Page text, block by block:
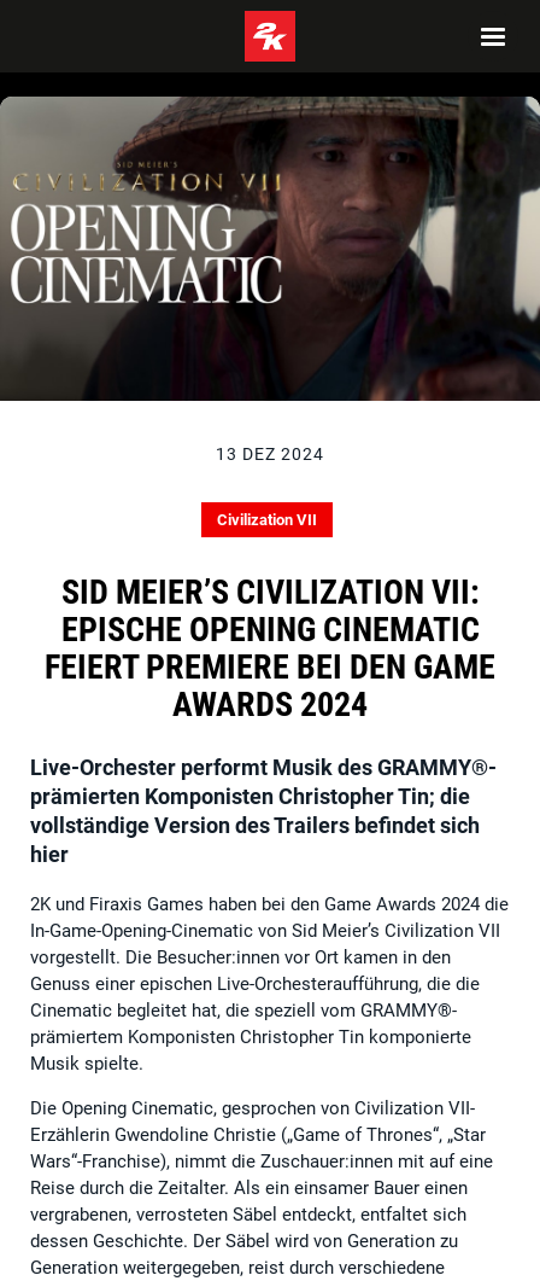
13 DEZ 2024
Civilization VII
SID MEIER’S CIVILIZATION VII:
EPISCHE OPENING CINEMATIC
FEIERT PREMIERE BEI DEN GAME
AWARDS 2024
Live-Orchester performt Musik des GRAMMY®-
prämierten Komponisten Christopher Tin; die
vollständige Version des Trailers befindet sich
hier
2K und Firaxis Games haben bei den Game Awards 2024 die
In-Game-Opening-Cinematic von Sid Meier’s Civilization VII
vorgestellt. Die Besucher:innen vor Ort kamen in den
Genuss einer epischen Live-Orchesteraufführung, die die
Cinematic begleitet hat, die speziell vom GRAMMY®-
prämiertem Komponisten Christopher Tin komponierte
Musik spielte.
Die Opening Cinematic, gesprochen von Civilization VII-
Erzählerin Gwendoline Christie („Game of Thrones“, „Star
Wars“-Franchise), nimmt die Zuschauer:innen mit auf eine
Reise durch die Zeitalter. Als ein einsamer Bauer einen
vergrabenen, verrosteten Säbel entdeckt, entfaltet sich
dessen Geschichte. Der Säbel wird von Generation zu
Generation weitergegeben, reist durch verschiedene